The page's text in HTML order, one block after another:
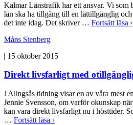
Kalmar Länstrafik har ett ansvar. Vi som
län ska ha tillgång till en lättillgänglig
det inte idag. Det skriver … Fortsätt läsa ›
Måns Stenberg
| 15 oktober 2015
Direkt livsfarligt med
I Alingsås tidning visar en av våra mest
Jennie Svensson, om varför okunskap
kan vara direkt livsfarligt nu i hösttider.
… Fortsätt läsa ›